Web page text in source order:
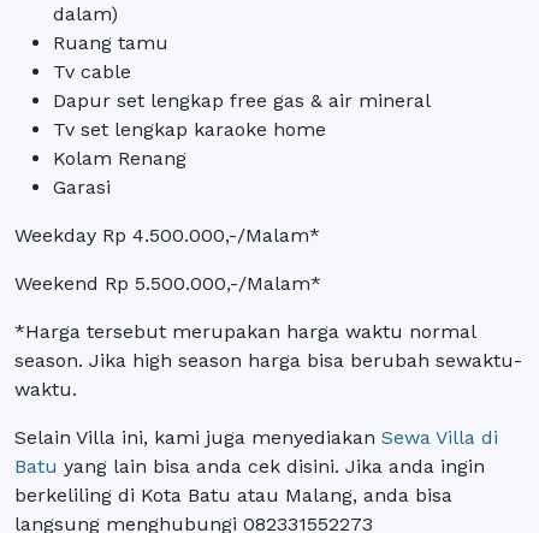
dalam)
Ruang tamu
Tv cable
Dapur set lengkap free gas & air mineral
Tv set lengkap karaoke home
Kolam Renang
Garasi
Weekday Rp 4.500.000,-/Malam*
Weekend Rp 5.500.000,-/Malam*
*Harga tersebut merupakan harga waktu normal
season. Jika high season harga bisa berubah sewaktu-
waktu.
Selain Villa ini, kami juga menyediakan Sewa Villa di
Batu yang lain bisa anda cek disini. Jika anda ingin
berkeliling di Kota Batu atau Malang, anda bisa
langsung menghubungi 082331552273